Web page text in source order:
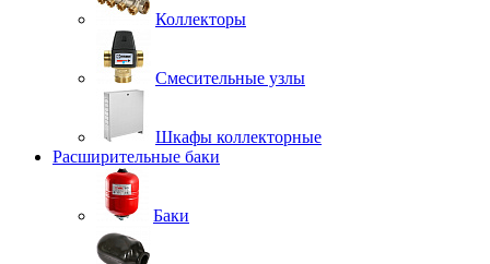
Коллекторы
Смесительные узлы
Шкафы коллекторные
Расширительные баки
Баки